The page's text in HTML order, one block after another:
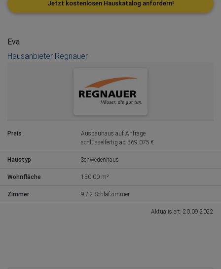
Eva
Hausanbieter Regnauer
Preis
Ausbauhaus auf Anfrage
schlüsselfertig ab 569.075 €
Haustyp Schwedenhaus
Wohnfläche 150,00 m²
Zimmer 9 / 2 Schlafzimmer
Aktualisiert: 20.09.2022
Jetzt kostenlosen Hauskatalog anfordern!